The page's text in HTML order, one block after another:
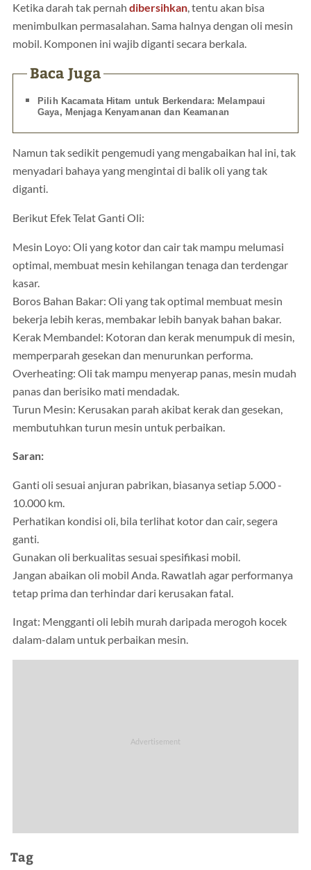
Ketika darah tak pernah dibersihkan , tentu akan bisa
menimbulkan permasalahan. Sama halnya dengan oli mesin
mobil. Komponen ini wajib diganti secara berkala.
Baca Juga
Pilih Kacamata Hitam untuk Berkendara: Melampaui
Gaya, Menjaga Kenyamanan dan Keamanan
Namun tak sedikit pengemudi yang mengabaikan hal ini, tak
menyadari bahaya yang mengintai di balik oli yang tak
diganti.
Berikut Efek Telat Ganti Oli:
Mesin Loyo: Oli yang kotor dan cair tak mampu melumasi
optimal, membuat mesin kehilangan tenaga dan terdengar
kasar.
Boros Bahan Bakar: Oli yang tak optimal membuat mesin
bekerja lebih keras, membakar lebih banyak bahan bakar.
Kerak Membandel: Kotoran dan kerak menumpuk di mesin,
memperparah gesekan dan menurunkan performa.
Overheating: Oli tak mampu menyerap panas, mesin mudah
panas dan berisiko mati mendadak.
Turun Mesin: Kerusakan parah akibat kerak dan gesekan,
membutuhkan turun mesin untuk perbaikan.
Saran:
Ganti oli sesuai anjuran pabrikan, biasanya setiap 5.000 -
10.000 km.
Perhatikan kondisi oli, bila terlihat kotor dan cair, segera
ganti.
Gunakan oli berkualitas sesuai spesifikasi mobil.
Jangan abaikan oli mobil Anda. Rawatlah agar performanya
tetap prima dan terhindar dari kerusakan fatal.
Ingat: Mengganti oli lebih murah daripada merogoh kocek
dalam-dalam untuk perbaikan mesin.
Tag